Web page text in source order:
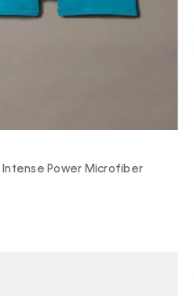
Intense Power Microfiber